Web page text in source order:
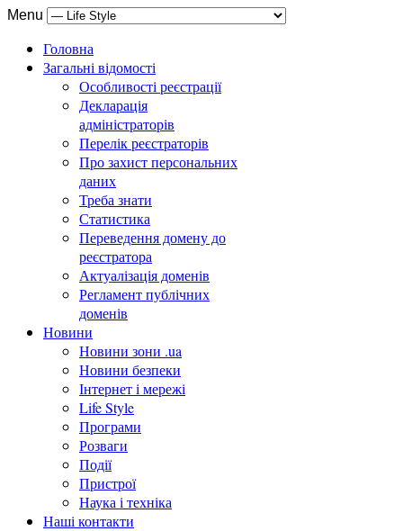
Menu
Головна
Загальні відомості
Особливості реєстрації
Декларація
адміністраторів
Перелік реєстраторів
Про захист персональних
даних
Треба знати
Статистика
Переведення домену до
реєстратора
Актуалізація доменів
Регламент публічних
доменів
Новини
Новини зони .ua
Новини безпеки
Інтернет і мережі
Life Style
Програми
Розваги
Події
Пристрої
Наука і техніка
Наші контакти